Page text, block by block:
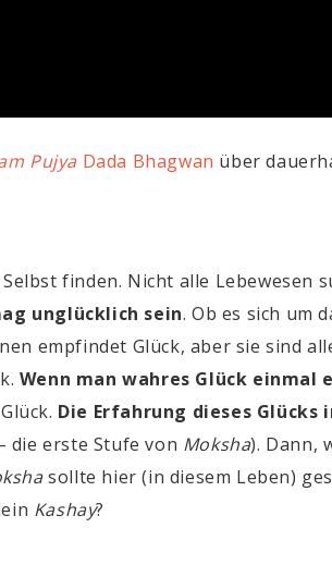
Pujya Dada Bhagwan über
finden. Nicht alle Lebewesen
unglücklich sein. Ob es sich um
empfindet Glück, aber sie sind
Wenn man wahres Glück
Die Erfahrung dieses
die erste Stufe von Moksha). Dann,
sollte hier (in diesem Leben)
Kashay?